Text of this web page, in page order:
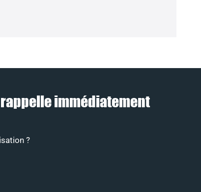
immédiatement
?